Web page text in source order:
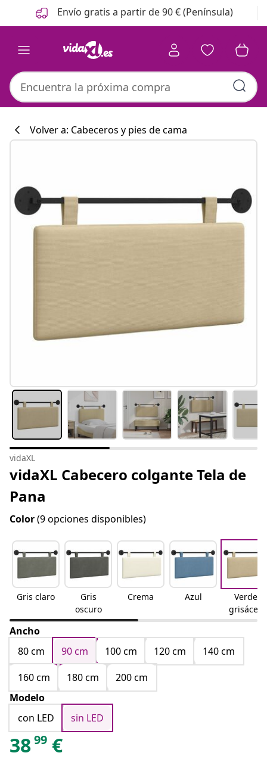
Anterior
Siguiente Envío gratis a partir de 90 € (Península)
#sharemevidaxl
Volver a: Cabeceros y pies de cama
vidaXL
vidaXL Cabecero colgante Tela de
Pana
Color(9 opciones disponibles)
Gris claro
Gris
oscuro
Crema Azul
Verde
grisáceo
Ancho
80 cm
90 cm 100 cm 120 cm
140 cm
160 cm
180 cm
200 cm
Modelo
con LED
sin LED
3899 €